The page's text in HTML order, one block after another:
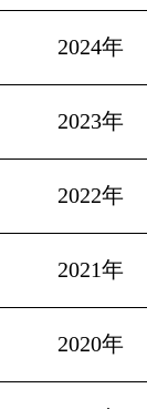
過去の